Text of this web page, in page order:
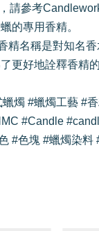
請參考
的專用香精。
精名稱是對知名
更好地詮釋香精的
燭 #蠟燭工藝 #
#Candle
#色塊 #蠟燭染料